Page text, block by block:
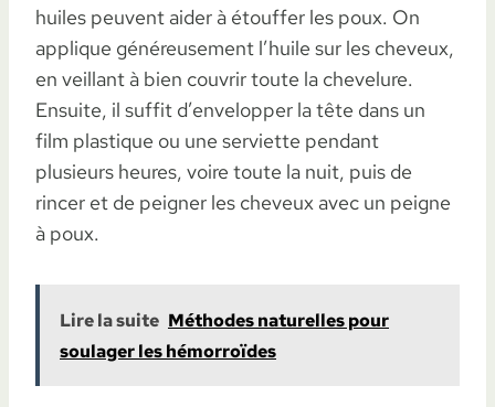
huiles peuvent aider à étouffer les poux. On
applique généreusement l’huile sur les cheveux,
en veillant à bien couvrir toute la chevelure.
Ensuite, il suffit d’envelopper la tête dans un
film plastique ou une serviette pendant
plusieurs heures, voire toute la nuit, puis de
rincer et de peigner les cheveux avec un peigne
à poux.
Lire la suite Méthodes naturelles pour
soulager les hémorroïdes